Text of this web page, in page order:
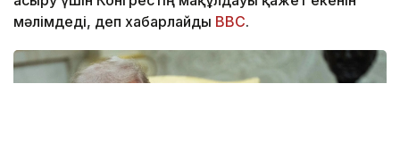
мәлімдеді, деп хабарлайды BBC.